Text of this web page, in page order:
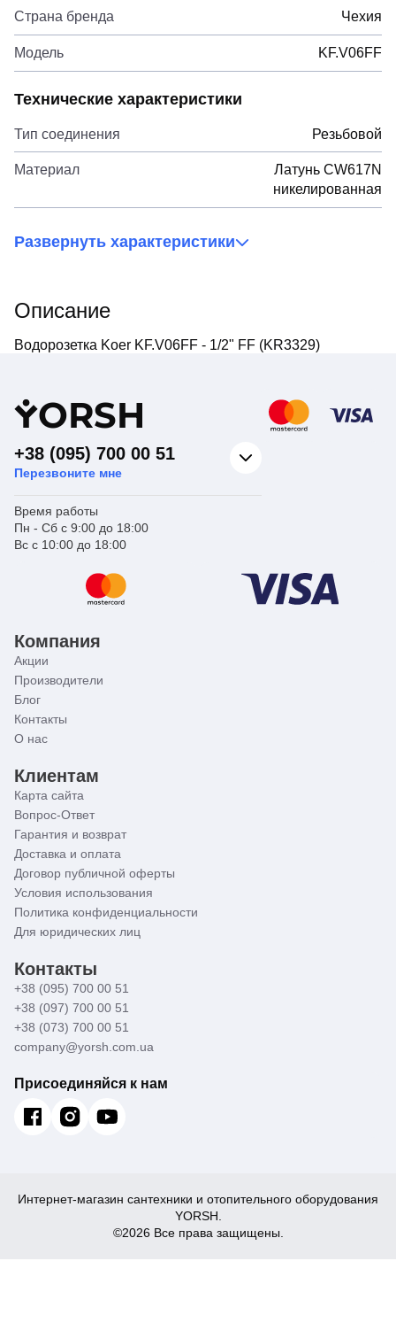
Страна бренда Чехия
Модель KF.V06FF
Технические характеристики
Тип соединения Резьбовой
Материал
Латунь CW617N
никелированная
Развернуть характеристики
Описание
Водорозетка Koer KF.V06FF - 1/2" FF (KR3329)
YORSH
+38 (095) 700 00 51
Перезвоните мне
Время работы
Пн - Сб с 9:00 до 18:00
Вс с 10:00 до 18:00
Компания
Акции
Производители
Блог
Контакты
О нас
Клиентам
Карта сайта
Вопрос-Ответ
Гарантия и возврат
Доставка и оплата
Договор публичной оферты
Условия использования
Политика конфиденциальности
Для юридических лиц
Контакты
+38 (095) 700 00 51
+38 (097) 700 00 51
+38 (073) 700 00 51
company@yorsh.com.ua
Присоединяйся к нам
Интернет-магазин сантехники и отопительного оборудования
YORSH.
©2026 Все права защищены.